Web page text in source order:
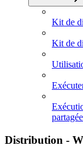
Kit de
Kit de
partagée
Distribution -